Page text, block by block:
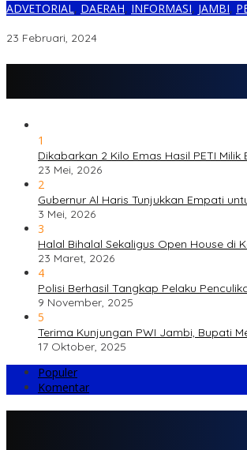
ADVETORIAL, DAERAH, INFORMASI, JAMBI,
23 Februari, 2024
1
Dikabarkan 2 Kilo Emas Hasil PETI
23 Mei, 2026
2
Gubernur Al Haris Tunjukkan Empati
3 Mei, 2026
3
Halal Bihalal Sekaligus Open House di
23 Maret, 2026
4
Polisi Berhasil Tangkap Pelaku
9 November, 2025
5
Terima Kunjungan PWI Jambi, Bupati
17 Oktober, 2025
Populer
Komentar